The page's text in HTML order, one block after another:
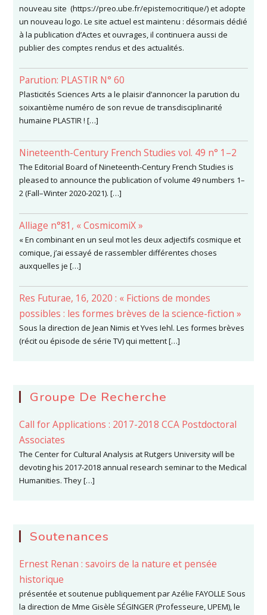
nouveau site (https://preo.ube.fr/epistemocritique/) et adopte
un nouveau logo. Le site actuel est maintenu : désormais dédié
à la publication d’Actes et ouvrages, il continuera aussi de
publier des comptes rendus et des actualités.
Parution: PLASTIR N° 60
Plasticités Sciences Arts a le plaisir d’annoncer la parution du
soixantième numéro de son revue de transdisciplinarité
humaine PLASTIR ! […]
Nineteenth-Century French Studies vol. 49 n° 1–2
The Editorial Board of Nineteenth-Century French Studies is
pleased to announce the publication of volume 49 numbers 1–
2 (Fall–Winter 2020-2021). […]
Alliage n°81, « CosmicomiX »
« En combinant en un seul mot les deux adjectifs cosmique et
comique, j’ai essayé de rassembler différentes choses
auxquelles je […]
Res Futurae, 16, 2020 : « Fictions de mondes
possibles : les formes brèves de la science-fiction »
Sous la direction de Jean Nimis et Yves Iehl. Les formes brèves
(récit ou épisode de série TV) qui mettent […]
Groupe De Recherche
Call for Applications : 2017-2018 CCA Postdoctoral
Associates
The Center for Cultural Analysis at Rutgers University will be
devoting his 2017-2018 annual research seminar to the Medical
Humanities. They […]
Soutenances
Ernest Renan : savoirs de la nature et pensée
historique
présentée et soutenue publiquement par Azélie FAYOLLE Sous
la direction de Mme Gisèle SÉGINGER (Professeure, UPEM), le